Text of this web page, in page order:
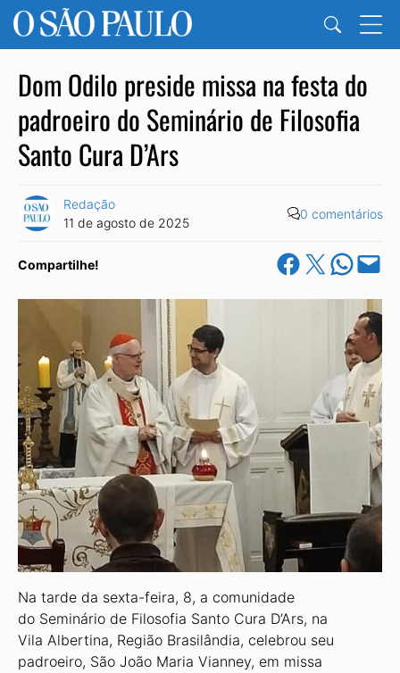
Dom Odilo preside missa na festa do
padroeiro do Seminário de Filosofia
Santo Cura D’Ars
Redação
11 de agosto de 2025
0 comentários
Compartilhe! Share on Facebook
Share on X Share on
Email this
Na tarde da sexta-feira, 8, a comunidade
do Seminário de Filosofia Santo Cura D’Ars, na
Vila Albertina, Região Brasilândia, celebrou seu
padroeiro, São João Maria Vianney, em missa